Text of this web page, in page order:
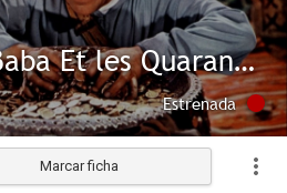
Ali Baba Et les Quarante Voleurs
Estrenada
Marcar ficha